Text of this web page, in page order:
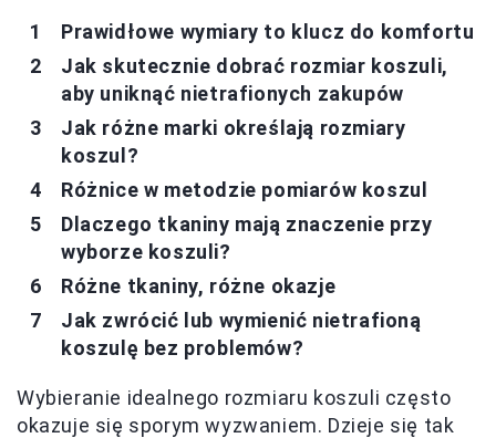
Prawidłowe wymiary to klucz do komfortu
Jak skutecznie dobrać rozmiar koszuli,
aby uniknąć nietrafionych zakupów
Jak różne marki określają rozmiary
koszul?
Różnice w metodzie pomiarów koszul
Dlaczego tkaniny mają znaczenie przy
wyborze koszuli?
Różne tkaniny, różne okazje
Jak zwrócić lub wymienić nietrafioną
koszulę bez problemów?
Wybieranie idealnego rozmiaru koszuli często
okazuje się sporym wyzwaniem. Dzieje się tak